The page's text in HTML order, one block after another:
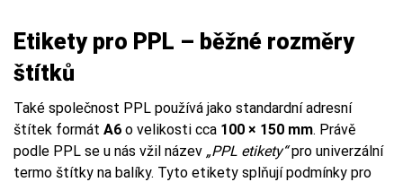
Etikety pro PPL – běžné rozměry
štítků
Také společnost PPL používá jako standardní adresní
štítek formát A6 o velikosti cca 100 × 150 mm. Právě
podle PPL se u nás vžil název „PPL etikety“pro univerzální
termo štítky na balíky. Tyto etikety splňují podmínky pro